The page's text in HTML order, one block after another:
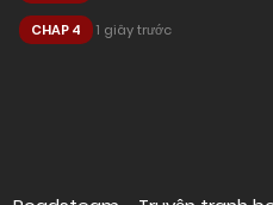
CHAP 4 1 giây trước